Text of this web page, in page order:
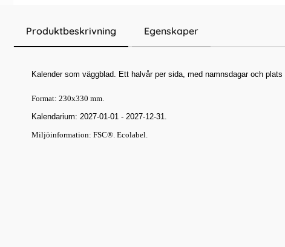
Produktbeskrivning Egenskaper
Kalender som väggblad. Ett halvår per sida, med namnsdagar och plats
Format: 230x330 mm.
Kalendarium: 2027-01-01 - 2027-12-31.
Miljöinformation: FSC®. Ecolabel.